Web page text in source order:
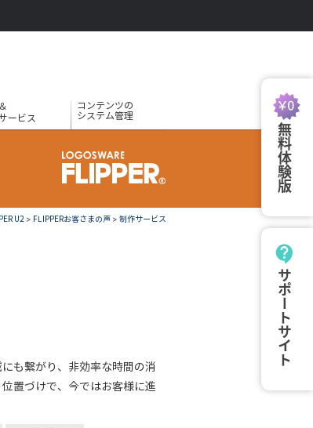
無料体験版
サポートサイト
ービス
コンテンツの
システム管理
U2 > FLIPPERお客さまの声 > 制作サービス
も繋がり、非効率な時間の消
置づけで、今ではお客様に進